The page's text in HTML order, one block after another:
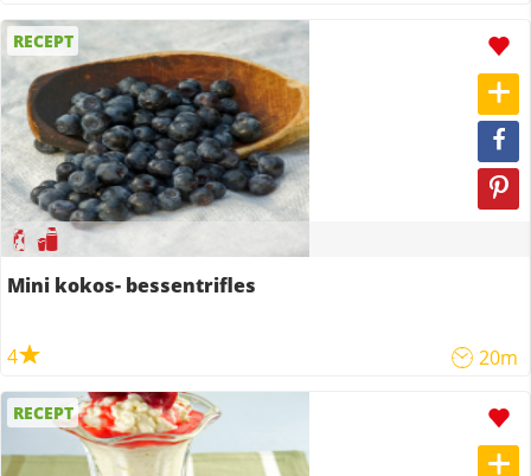
RECEPT
Mini kokos- bessentrifles
4 20m
RECEPT